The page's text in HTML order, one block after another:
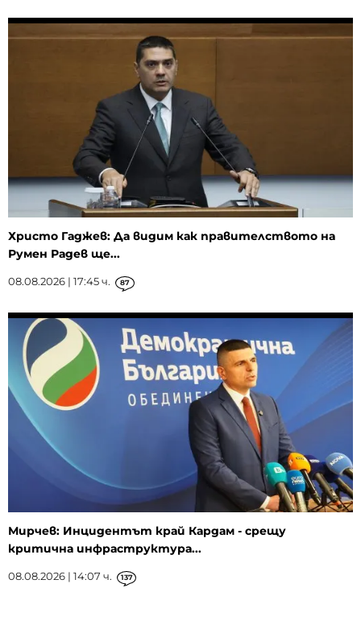
Христо Гаджев: Да видим как правителството на
Румен Радев ще...
08.08.2026 | 17:45 ч. 87
Мирчев: Инцидентът край Кардам - срещу
критична инфраструктура...
08.08.2026 | 14:07 ч. 137